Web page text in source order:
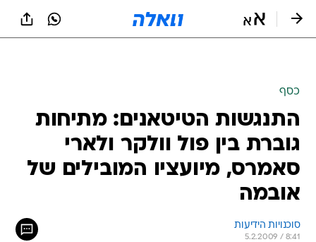
כסף
התנגשות הטיטאנים: מתיחות
גוברת בין פול וולקר ולארי
סאמרס, מיועציו המובילים של
אובמה
סוכנויות הידיעות
5.2.2009 / 8:41